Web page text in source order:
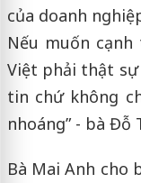
của doanh
Nếu muốn
Việt phải thật
tin chứ không
nhoáng” - bà Đỗ
Bà Mai Anh cho